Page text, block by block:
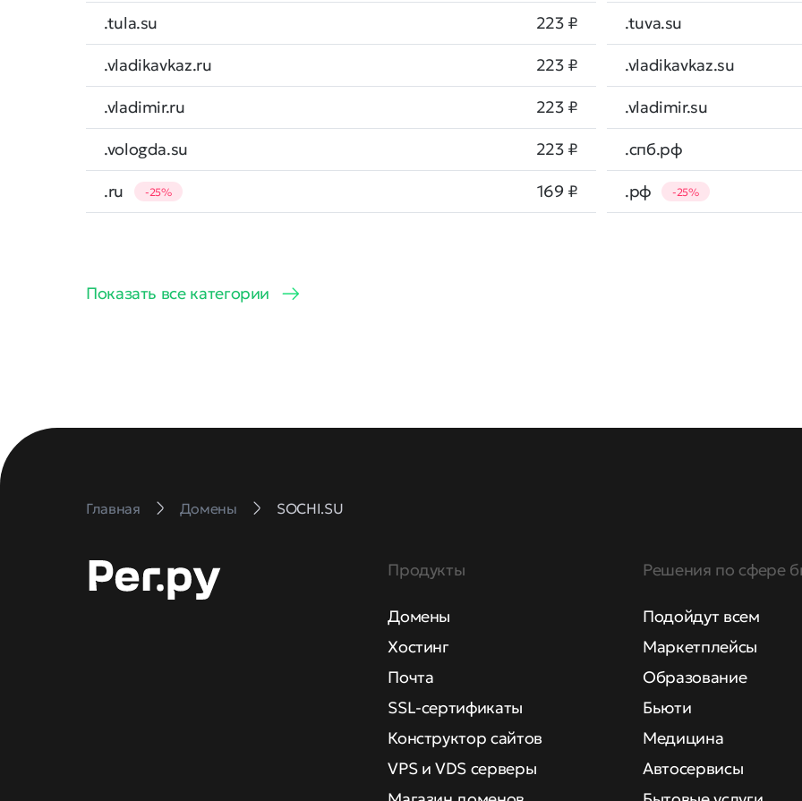
.tula.su 223 ₽ .tuva.su
.vladikavkaz.ru 223 ₽ .vladikavkaz.su
.vladimir.ru 223 ₽ .vladimir.su
.vologda.su 223 ₽ .спб.рф
.ru -25% 169 ₽ .рф -25%
Показать все категории
Главная Домены SOCHI.SU
Продукты
Домены
Хостинг
Почта
SSL-сертификаты
Конструктор сайтов
VPS и VDS серверы
Решения по сфере
Подойдут всем
Маркетплейсы
Образование
Бьюти
Медицина
Автосервисы